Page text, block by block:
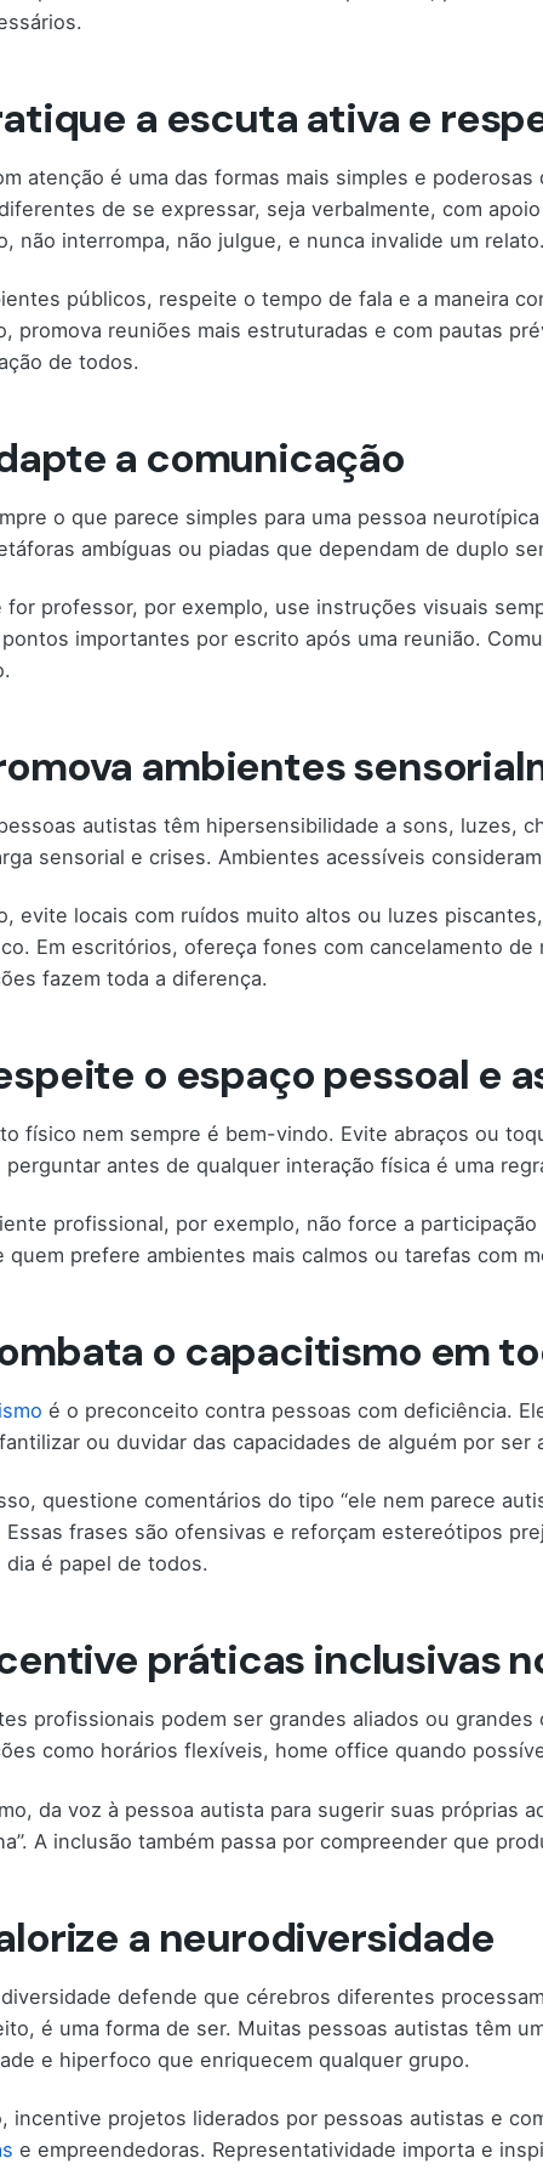
a escuta ativa e
atenção é uma das formas mais simples e
de se expressar, seja verbalmente, com
não interrompa, não julgue, e nunca invalide um
públicos, respeite o tempo de fala e a maneira
promova reuniões mais estruturadas e com pautas
de todos.
a comunicação
o que parece simples para uma pessoa
ambíguas ou piadas que dependam de duplo
for professor, por exemplo, use instruções visuais
importantes por escrito após uma reunião.
ambientes
autistas têm hipersensibilidade a sons, luzes,
sensorial e crises. Ambientes acessíveis
evite locais com ruídos muito altos ou luzes
Em escritórios, ofereça fones com cancelamento
fazem toda a diferença.
o espaço pessoal e
físico nem sempre é bem-vindo. Evite abraços ou
perguntar antes de qualquer interação física é uma
profissional, por exemplo, não force a
quem prefere ambientes mais calmos ou tarefas com
o capacitismo em
é o preconceito contra pessoas com deficiência.
ou duvidar das capacidades de alguém por ser
questione comentários do tipo “ele nem parece
Essas frases são ofensivas e reforçam estereótipos
dia é papel de todos.
práticas inclusivas
profissionais podem ser grandes aliados ou
como horários flexíveis, home office quando
da voz à pessoa autista para sugerir suas próprias
A inclusão também passa por compreender que
a neurodiversidade
defende que cérebros diferentes
é uma forma de ser. Muitas pessoas autistas têm
e hiperfoco que enriquecem qualquer grupo.
incentive projetos liderados por pessoas autistas e
e empreendedoras. Representatividade importa e